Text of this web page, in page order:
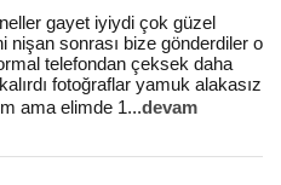
gayet iyiydi çok güzel
nişan sonrası bize gönderdiler o
telefondan çeksek daha
fotoğraflar yamuk alakasız
ama elimde 1...devam